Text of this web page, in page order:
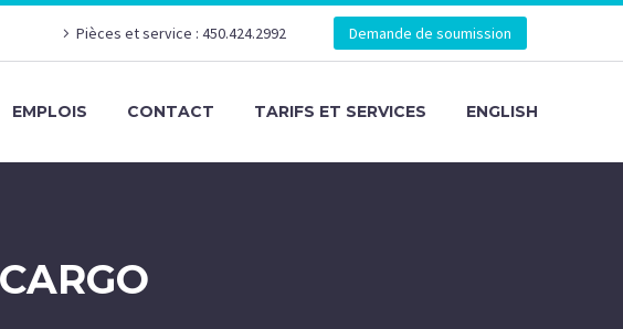
Pièces et service : 450.424.2992 Demande de soumission
EMPLOIS CONTACT TARIFS ET SERVICES ENGLISH